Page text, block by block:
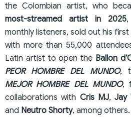
the Colombian artist, who
most-streamed artist in 2025
monthly listeners, sold out his
with more than 55,000
Latin artist to open the Ballon
PEOR HOMBRE DEL MUNDO,
MEJOR HOMBRE DEL MUNDO,
collaborations with Cris MJ, Jay
and Neutro Shorty, among others.